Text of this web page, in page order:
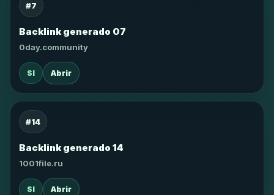
#7
Backlink generado 07
0day.community
SI Abrir
#14
Backlink generado 14
1001file.ru
SI Abrir